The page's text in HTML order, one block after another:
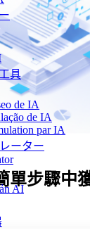
具
de IA
de IA
par IA
ーター
AI
單步驟中